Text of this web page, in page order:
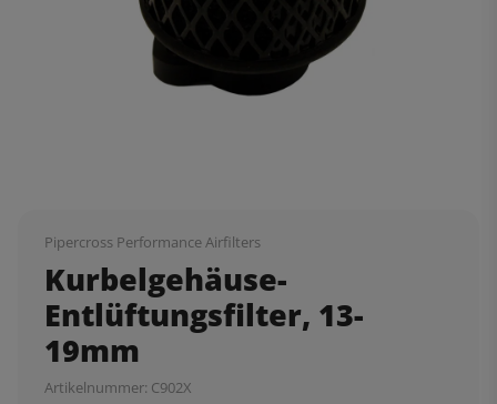
Pipercross Performance Airfilters
Kurbelgehäuse-
Entlüftungsfilter, 13-
19mm
Artikelnummer: C902X